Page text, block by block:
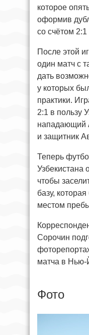
которое
оформив
со счётом
После этой
один матч с
дать
у которых
практики.
2:1 в пользу
нападающий
и защитник
Теперь
Узбекистана
чтобы
базу,
местом
Сорочин
матча в Нью-
Фото